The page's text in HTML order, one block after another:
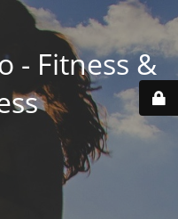
- Fitness &